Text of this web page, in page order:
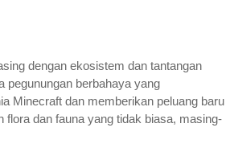
dengan ekosistem dan tantangan
pegunungan berbahaya yang
Minecraft dan memberikan peluang baru
dan fauna yang tidak biasa, masing-